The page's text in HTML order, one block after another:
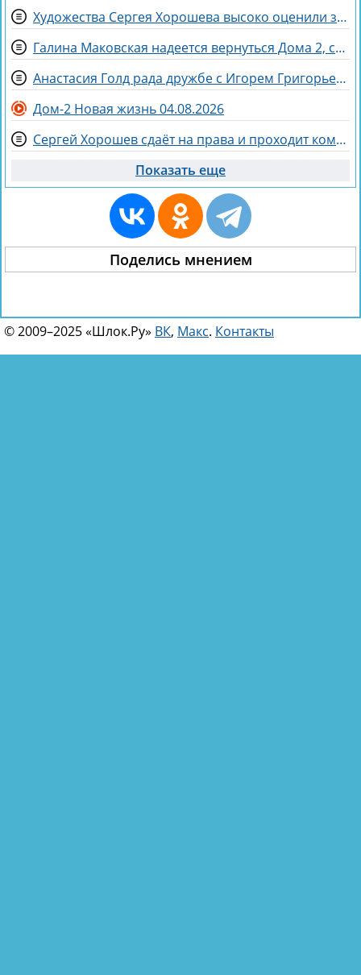
Художества Сергея Хорошева высоко оценили зрители дома 2
Галина Маковская надеется вернуться Дома 2, считая неадекватными участниками Хорошева, Адеева и Рахимову
Анастасия Голд рада дружбе с Игорем Григорьевым
Дом-2 Новая жизнь 04.08.2026
Сергей Хорошев сдаёт на права и проходит комиссию
Показать еще
Поделись мнением
© 2009–2025 «Шлок.Ру» ВК, Макс. Контакты